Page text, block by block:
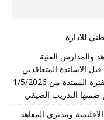
للادارة
المعاهد والمدارس الفنية
الاساتذة المتعاقدين
للتدريس بالساعة الذين أسدو التعليم خلال الفترة الممتدة من 1/5/2026
الاقليمية ومديري المعاهد